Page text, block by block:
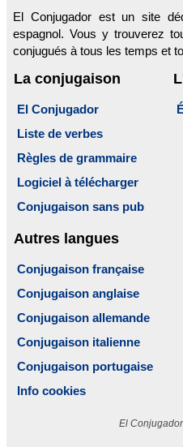
El Conjugador est un site
espagnol. Vous y trouverez
conjugués à tous les temps et
La conjugaison
El Conjugador
Liste de verbes
Règles de grammaire
Logiciel à télécharger
Conjugaison sans pub
Autres langues
Conjugaison française
Conjugaison anglaise
Conjugaison allemande
Conjugaison italienne
Conjugaison portugaise
Info cookies
El